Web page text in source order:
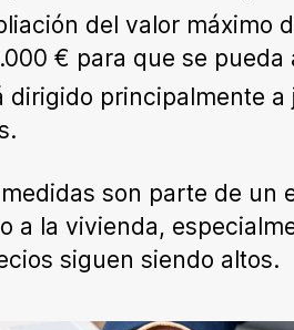
del valor máximo
€ para que se
dirigido principalmente
son parte de un
a la vivienda,
siguen siendo altos.